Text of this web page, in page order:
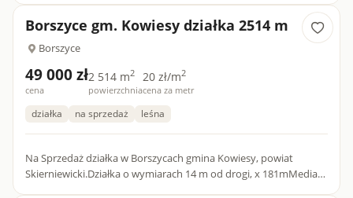
Borszyce gm. Kowiesy działka 2514 m
Borszyce
49 000 zł
cena
2 514 m2
powierzchnia
20 zł/m2
cena za metr
działka na sprzedaż leśna
Na Sprzedaż działka w Borszycach gmina Kowiesy, powiat
Skierniewicki.Działka o wymiarach 14 m od drogi, x 181mMedia